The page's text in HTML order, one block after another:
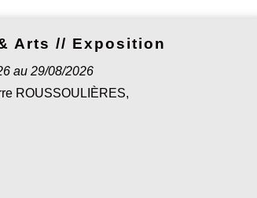
Arts // Exposition
au 29/08/2026
ROUSSOULIÈRES,